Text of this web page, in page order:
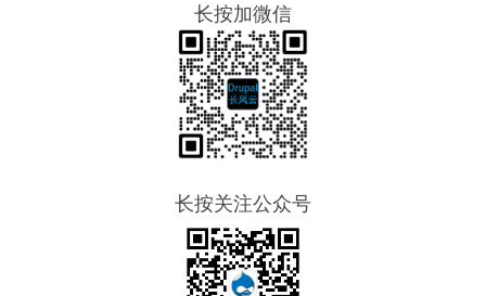
长按加微信
长按关注公众号